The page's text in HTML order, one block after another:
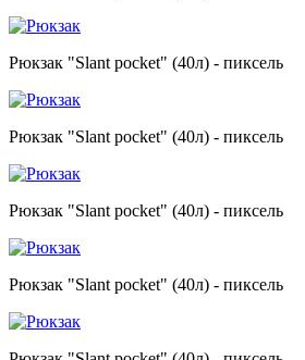
Рюкзак "Slant pocket" (40л) - пиксель
Рюкзак "Slant pocket" (40л) - пиксель
Рюкзак "Slant pocket" (40л) - пиксель
Рюкзак "Slant pocket" (40л) - пиксель